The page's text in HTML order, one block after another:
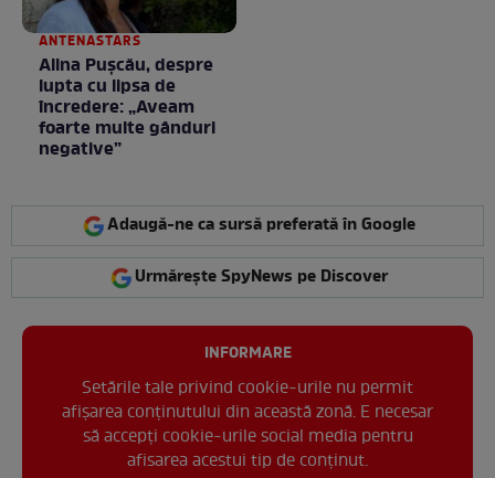
ANTENASTARS
Alina Pușcău, despre
lupta cu lipsa de
încredere: „Aveam
foarte multe gânduri
negative”
Adaugă-ne ca sursă preferată în Google
Urmărește SpyNews pe Discover
INFORMARE
Setările tale privind cookie-urile nu permit
afișarea conținutului din această zonă. E necesar
să accepți cookie-urile social media pentru
afisarea acestui tip de conținut.